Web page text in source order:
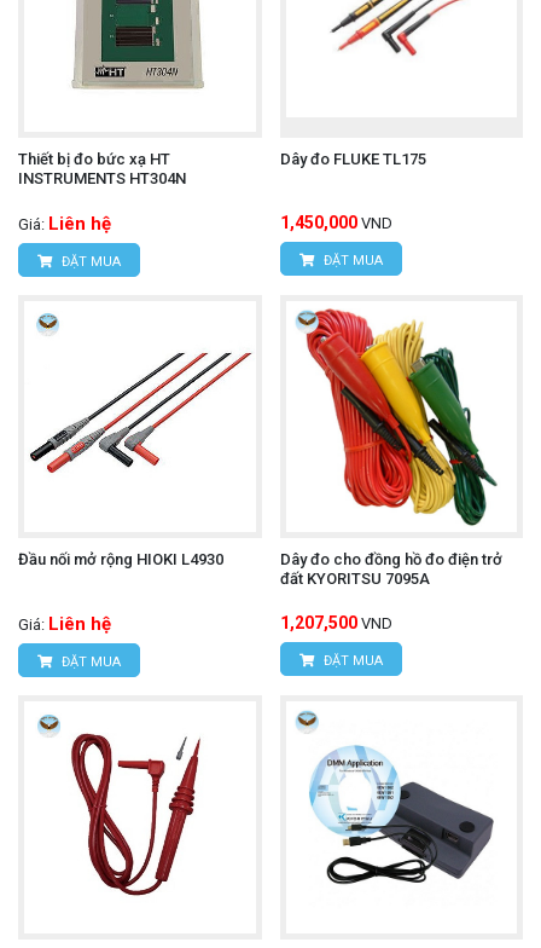
Thiết bị đo bức xạ HT
INSTRUMENTS HT304N
Giá: Liên hệ
ĐẶT MUA
Dây đo FLUKE TL175
1,450,000 VND
ĐẶT MUA
Đầu nối mở rộng HIOKI L4930
Giá: Liên hệ
ĐẶT MUA
Dây đo cho đồng hồ đo điện trở
đất KYORITSU 7095A
1,207,500 VND
ĐẶT MUA